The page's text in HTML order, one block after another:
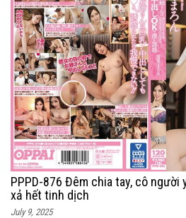
PPPD-876 Đêm chia tay, cô
xả hết tinh dịch
July 9, 2025